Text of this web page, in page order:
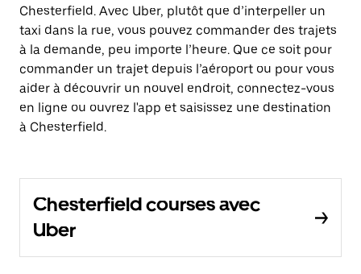
Chesterfield. Avec Uber, plutôt que d’interpeller un
taxi dans la rue, vous pouvez commander des trajets
à la demande, peu importe l’heure. Que ce soit pour
commander un trajet depuis l’aéroport ou pour vous
aider à découvrir un nouvel endroit, connectez-vous
en ligne ou ouvrez l'app et saisissez une destination
à Chesterfield.
Chesterfield courses avec
Uber